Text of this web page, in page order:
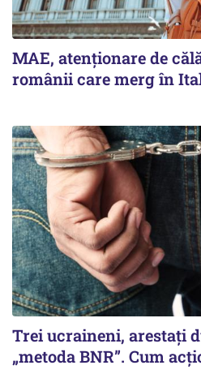
MAE, atenționare de
românii care merg în
Trei ucraineni, arestați
„metoda BNR”. Cum